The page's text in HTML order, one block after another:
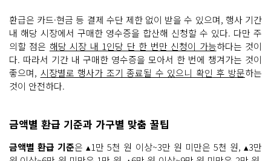
환급은 카드·현금 등 결제 수단 제한 없이 받을 수 있으며, 행사 기간
내 해당 시장에서 구매한 영수증을 합산해 신청할 수 있다. 다만 주
의할 점은 해당 시장 내 1인당 단 한 번만 신청이 가능하다는 것이
다. 따라서 기간 내 구매한 영수증을 모아서 한 번에 챙겨가는 것이
좋으며, 시장별로 행사가 조기 종료될 수 있으니 확인 후 방문하는
것이 안전하다.
금액별 환급 기준과 가구별 맞춤 꿀팁
금액별 환급 기준은 ▴1만 5천 원 이상~3만 원 미만은 5천 원, ▴3만